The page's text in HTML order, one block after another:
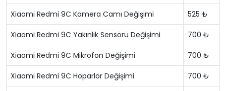
Xiaomi Redmi 9C Kamera Camı Değişimi 525 ₺
Xiaomi Redmi 9C Yakınlık Sensörü Değişimi 700 ₺
Xiaomi Redmi 9C Mikrofon Değişimi 700 ₺
Xiaomi Redmi 9C Hoparlör Değişimi 700 ₺